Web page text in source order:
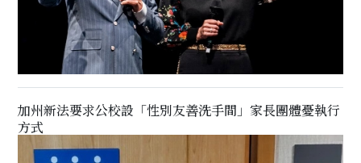
加州新法要求公校設「性別友善洗手間」家長團體憂執行
方式